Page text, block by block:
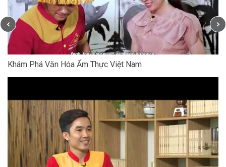
Khám Phá Văn Hóa Ẩm Thực Việt Nam